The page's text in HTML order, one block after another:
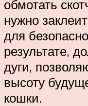
обмотать
нужно
для
результате,
дуги,
высоту
кошки.